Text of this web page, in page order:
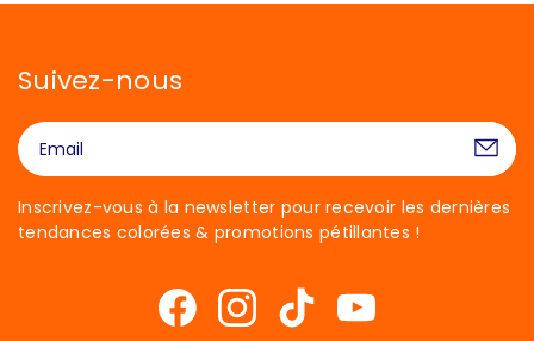
Suivez-nous
Inscrivez-vous à la newsletter pour recevoir les dernières
tendances colorées & promotions pétillantes !